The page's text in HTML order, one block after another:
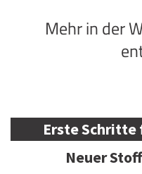
Mehr in der
Erste
Neuer